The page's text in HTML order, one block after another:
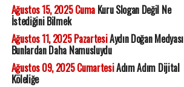
Ağustos 15, 2025 CumaKuru Slogan Değil Ne
İstediğini Bilmek
Ağustos 11, 2025 PazartesiAydın Doğan Medyası
Bunlardan Daha Namusluydu
Ağustos 09, 2025 CumartesiAdım Adım Dijital
Köleliğe